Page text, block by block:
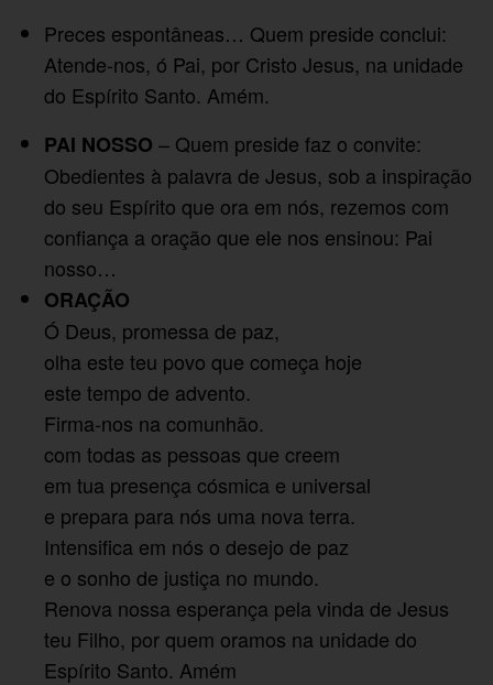
Preces espontâneas… Quem preside conclui:
Atende-nos, ó Pai, por Cristo Jesus, na unidade
do Espírito Santo. Amém.
PAI NOSSO – Quem preside faz o convite:
Obedientes à palavra de Jesus, sob a inspiração
do seu Espírito que ora em nós, rezemos com
confiança a oração que ele nos ensinou: Pai
nosso…
ORAÇÃO
Ó Deus, promessa de paz,
olha este teu povo que começa hoje
este tempo de advento.
Firma-nos na comunhão.
com todas as pessoas que creem
em tua presença cósmica e universal
e prepara para nós uma nova terra.
Intensifica em nós o desejo de paz
e o sonho de justiça no mundo.
Renova nossa esperança pela vinda de Jesus
teu Filho, por quem oramos na unidade do
Espírito Santo. Amém